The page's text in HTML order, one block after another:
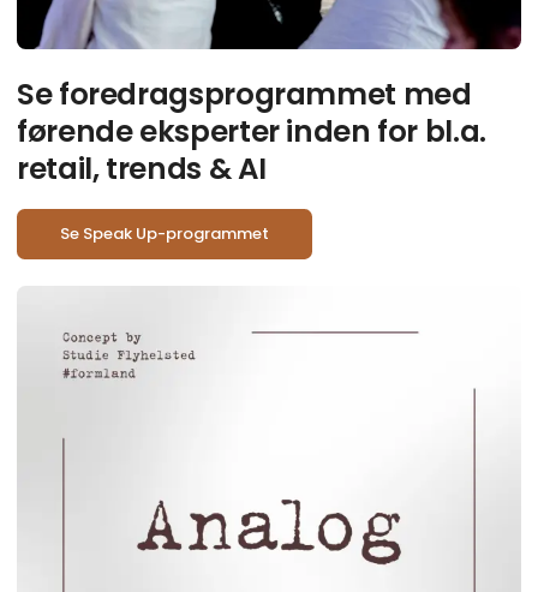
Se foredragsprogrammet med
førende eksperter inden for bl.a.
retail, trends & AI
Se Speak Up-programmet